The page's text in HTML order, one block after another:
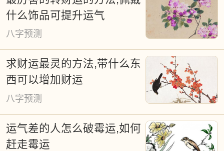
费公共服务。
什么饰品可提升运气
八字预测
求财运最灵的方法,带什么东
西可以增加财运
八字预测
运气差的人怎么破霉运,如何
赶走霉运